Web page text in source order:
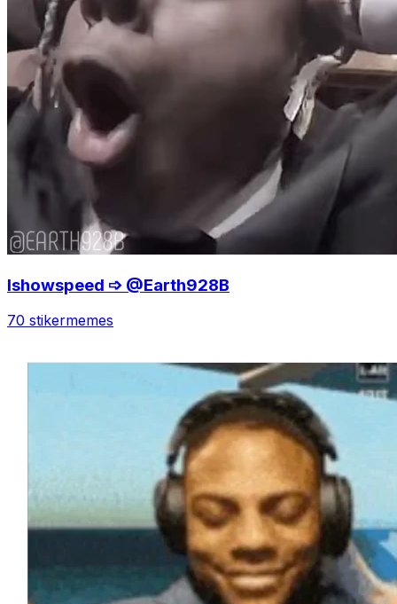
Ishowspeed ➩ @Earth928B
70 stikermemes